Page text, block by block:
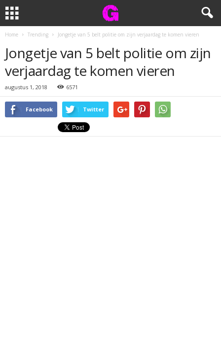
Home Trending Jongetje van 5 belt politie om zijn verjaardag te komen vieren
Jongetje van 5 belt politie om zijn
verjaardag te komen vieren
augustus 1, 2018 6571
Facebook Twitter